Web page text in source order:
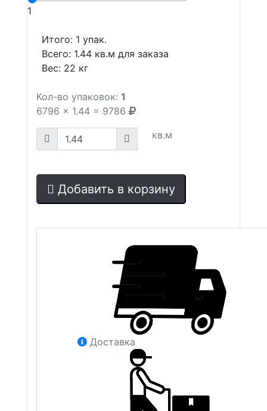
1
Итого: 1 упак.
Всего: 1.44 кв.м для заказа
Вес: 22 кг
Кол-во упаковок: 1
6796 x 1.44 = 9786
кв.м
Добавить в корзину
Доставка